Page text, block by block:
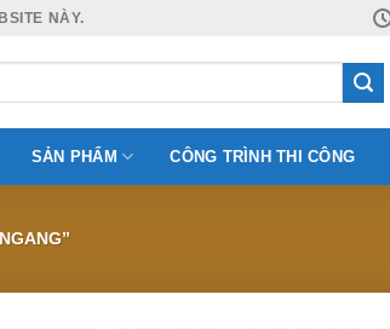
NÀY.
SẢN PHẨM CÔNG TRÌNH THI CÔNG